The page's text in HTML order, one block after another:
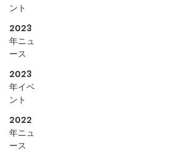
ント
2023
年ニュ
ース
2023
年イベ
ント
2022
年ニュ
ース